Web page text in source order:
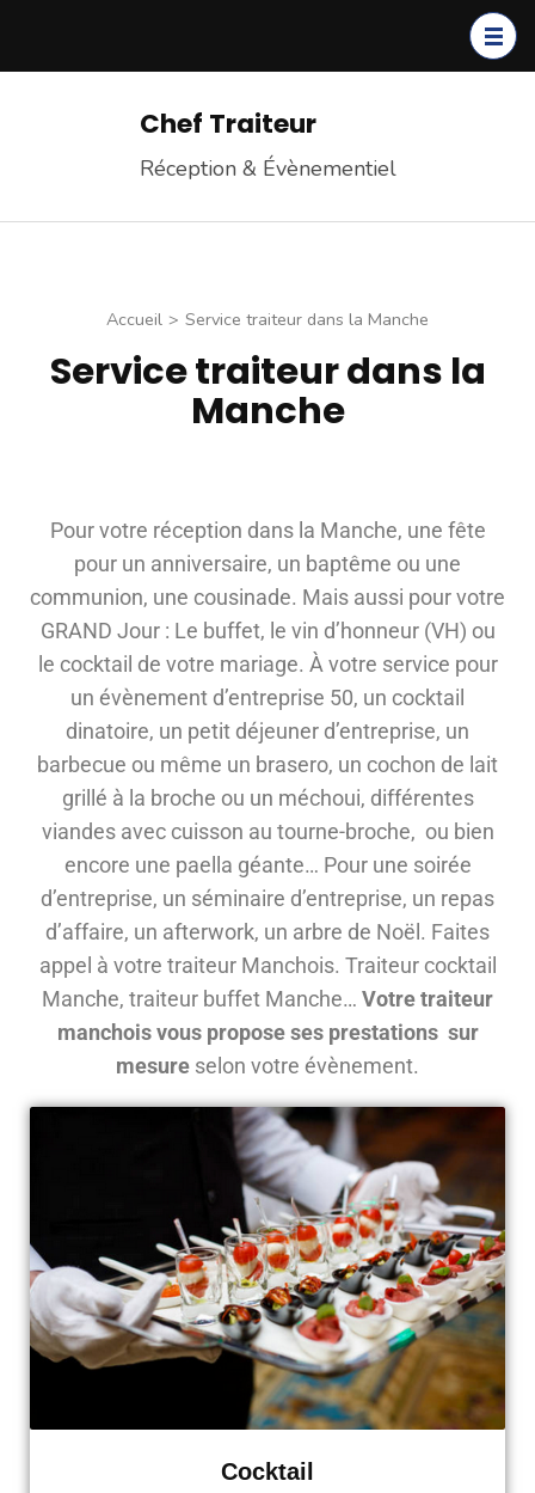
Chef Traiteur
Réception & Évènementiel
Accueil > Service traiteur dans la Manche
Service traiteur dans la
Manche
Pour votre réception dans la Manche, une fête
pour un anniversaire, un baptême ou une
communion, une cousinade. Mais aussi pour votre
GRAND Jour : Le buffet, le vin d’honneur (VH) ou
le cocktail de votre mariage. À votre service pour
un évènement d’entreprise 50, un cocktail
dinatoire, un petit déjeuner d’entreprise, un
barbecue ou même un brasero, un cochon de lait
grillé à la broche ou un méchoui, différentes
viandes avec cuisson au tourne-broche, ou bien
encore une paella géante… Pour une soirée
d’entreprise, un séminaire d’entreprise, un repas
d’affaire, un afterwork, un arbre de Noël. Faites
appel à votre traiteur Manchois. Traiteur cocktail
Manche, traiteur buffet Manche… Votre traiteur
manchois vous propose ses prestations sur
mesure selon votre évènement.
Cocktail